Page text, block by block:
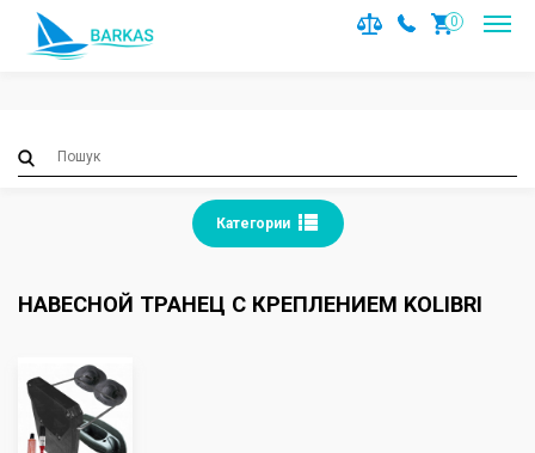
Notice
: Trying to access array offset on value of type null in
/var/www/barkas/data/www/barkas.com.ua/catalog/
on line36
0
Категории
НАВЕСНОЙ ТРАНЕЦ С КРЕПЛЕНИЕМ KOLIBRI